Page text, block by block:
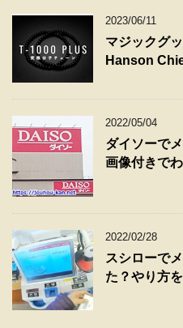
2023/06/11
マジックグ
Hanson
2022/05/04
ダイソーで
画像付きで
2022/02/28
スシローで
た？やり方